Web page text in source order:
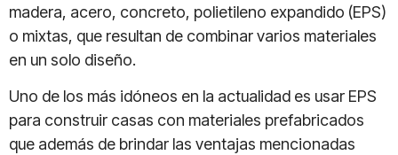
madera, acero, concreto, polietileno expandido (EPS)
o mixtas, que resultan de combinar varios materiales
en un solo diseño.
Uno de los más idóneos en la actualidad es usar EPS
para construir casas con materiales prefabricados
que además de brindar las ventajas mencionadas